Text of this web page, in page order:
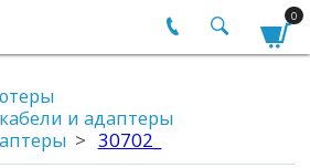
0
и адаптеры
30702_